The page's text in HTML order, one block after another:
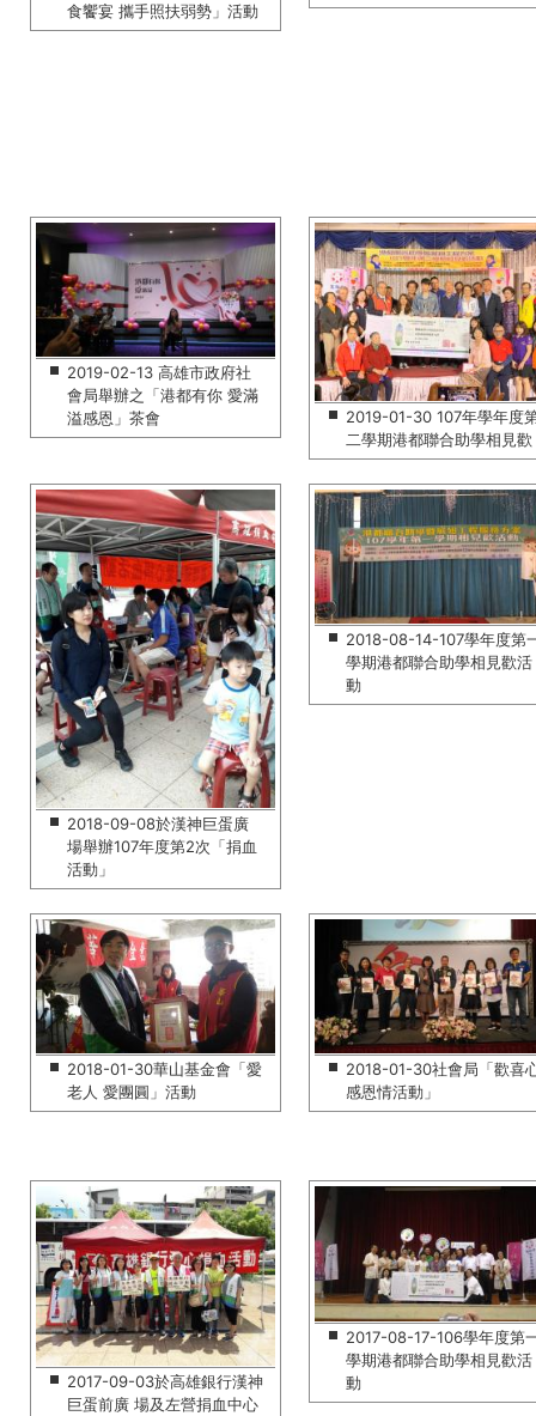
食饗宴 攜手照扶弱勢」活動
2019-02-13 高雄市政府社
會局舉辦之「港都有你 愛滿
溢感恩」茶會
2019-01-30 107年學年度
二學期港都聯合助學相見歡
2018-09-08於漢神巨蛋廣
場舉辦107年度第2次「捐血
活動」
2018-08-14-107學年度第
學期港都聯合助學相見歡活
動
2018-01-30華山基金會「愛
老人 愛團圓」活動
2018-01-30社會局「歡喜
感恩情活動」
2017-09-03於高雄銀行漢神
巨蛋前廣 場及左營捐血中心
2017-08-17-106學年度第
學期港都聯合助學相見歡活
動